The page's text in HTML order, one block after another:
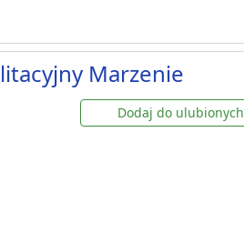
Marzenie
Dodaj do ulubionych